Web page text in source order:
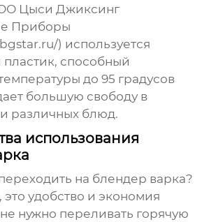
Цыси Джиксинг
Приборы
) используется
способный
до 95 градусов
большую свободу в
различных блюд.
использования
на блендер варка?
удобство и экономия
нужно переливать горячую